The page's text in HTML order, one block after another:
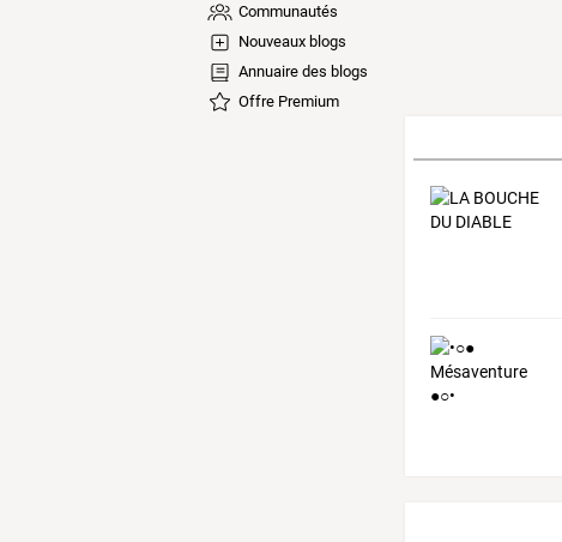
Communautés
Nouveaux blogs
Annuaire des blogs
Offre Premium